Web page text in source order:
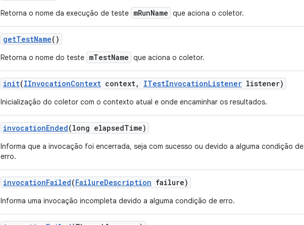
Retorna o nome da execução de teste mRunName que aciona o coletor.
getTestName()
Retorna o nome do teste mTestName que aciona o coletor.
init(IInvocationContext context, ITestInvocationListener listener)
Inicialização do coletor com o contexto atual e onde encaminhar os resultados.
invocationEnded(long elapsedTime)
Informa que a invocação foi encerrada, seja com sucesso ou devido a alguma condição de
erro.
invocationFailed(FailureDescription failure)
Informa uma invocação incompleta devido a alguma condição de erro.